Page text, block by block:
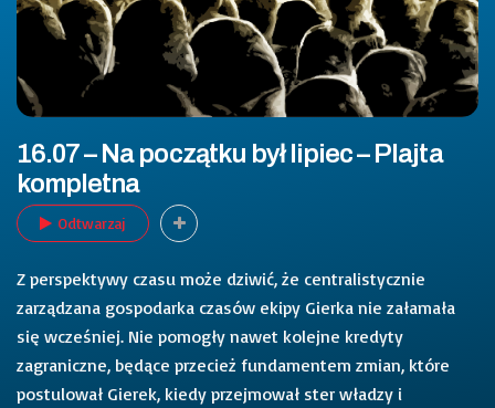
16.07 – Na początku był lipiec – Plajta
kompletna
Odtwarzaj
Z perspektywy czasu może dziwić, że centralistycznie
zarządzana gospodarka czasów ekipy Gierka nie załamała
się wcześniej. Nie pomogły nawet kolejne kredyty
zagraniczne, będące przecież fundamentem zmian, które
postulował Gierek, kiedy przejmował ster władzy i